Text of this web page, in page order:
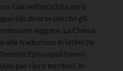
Già nell’antichità però
più diverse perché gli
leggere. La Chiesa
alla traduzione in latino (la
Episcopali hanno
per i loro territori. In